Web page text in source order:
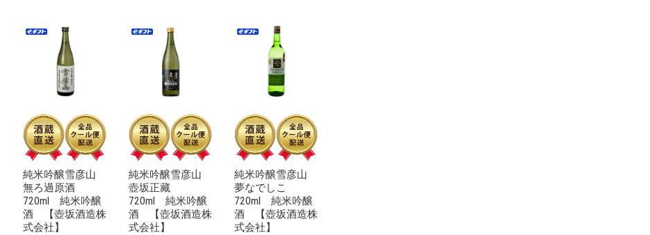
純米吟醸雪彦山
無ろ過原酒
720ml 純米吟醸
酒 【壺坂酒造株
式会社】
純米吟醸雪彦山
壺坂正藏
720ml 純米吟醸
酒 【壺坂酒造株
式会社】
純米吟醸雪彦山
夢なでしこ
720ml 純米吟醸
酒 【壺坂酒造株
式会社】